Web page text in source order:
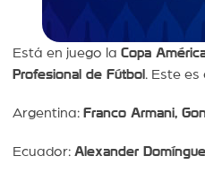
Está en juego la Copa
Profesional de Fútbol . Este es
Argentina: Franco Armani,
Ecuador: Alexander